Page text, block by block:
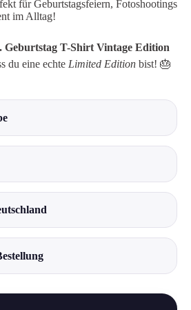
für Geburtstagsfeiern, Fotoshootings
im Alltag!
Geburtstag T-Shirt Vintage Edition
du eine echte Limited Edition bist! 🎂